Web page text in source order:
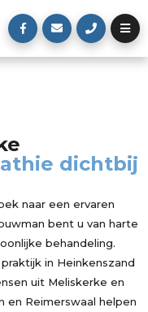
dichtbij
naar een ervaren
bent u van harte
behandeling.
in Heinkenszand
uit Meliskerke en
en Reimerswaal helpen